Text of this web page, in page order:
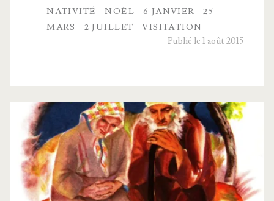
venue
de Jésus
NATIVITÉ
NOËL 6 JANVIER
25
MARS
2 JUILLET
VISITATION
Publié le 1 août 2015